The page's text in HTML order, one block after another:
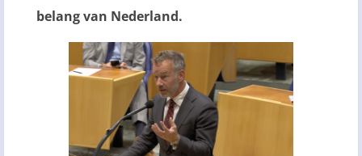
belang van Nederland.